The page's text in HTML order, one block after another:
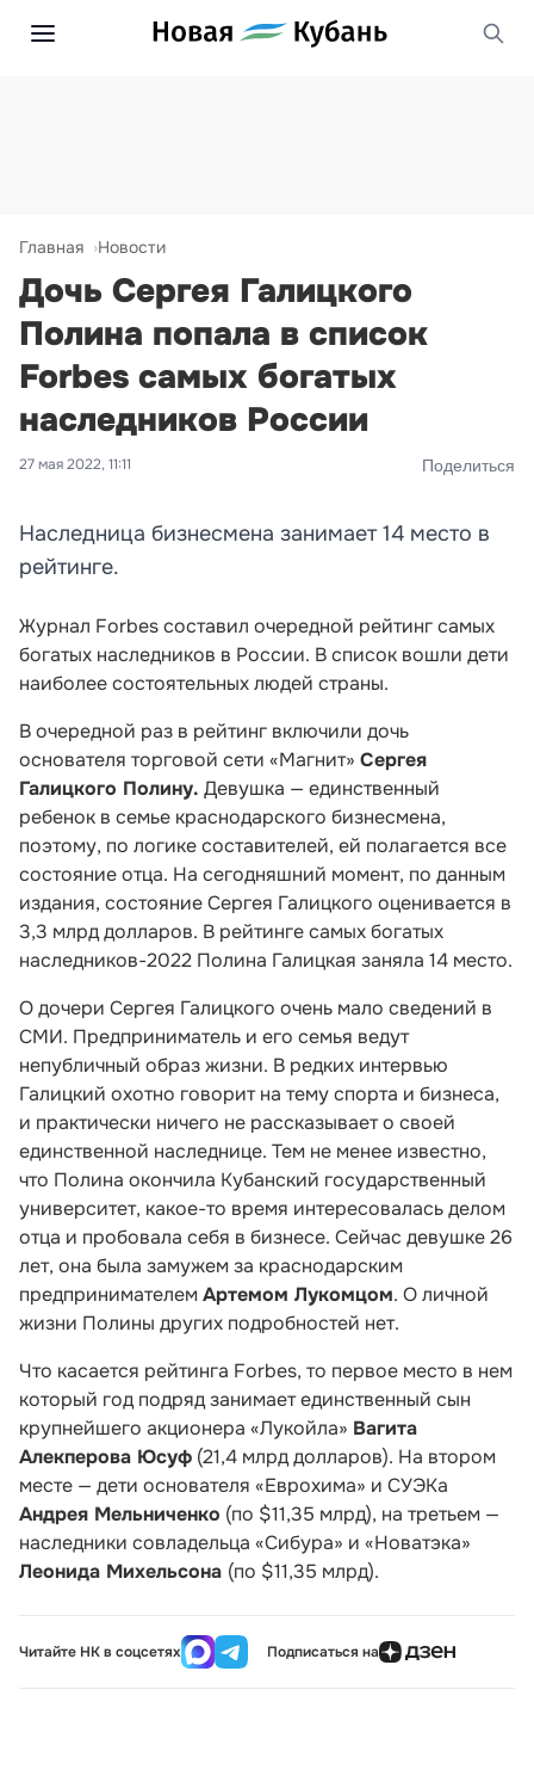
Главная Новости
Дочь Сергея Галицкого
Полина попала в список
Forbes самых богатых
наследников России
27 мая 2022, 11:11 Поделиться
Наследница бизнесмена занимает 14 место в
рейтинге.
Журнал Forbes составил очередной рейтинг самых
богатых наследников в России. В список вошли дети
наиболее состоятельных людей страны.
В очередной раз в рейтинг включили дочь
основателя торговой сети «Магнит» Сергея
Галицкого Полину. Девушка — единственный
ребенок в семье краснодарского бизнесмена,
поэтому, по логике составителей, ей полагается все
состояние отца. На сегодняшний момент, по данным
издания, состояние Сергея Галицкого оценивается в
3,3 млрд долларов. В рейтинге самых богатых
наследников-2022 Полина Галицкая заняла 14 место.
О дочери Сергея Галицкого очень мало сведений в
СМИ. Предприниматель и его семья ведут
непубличный образ жизни. В редких интервью
Галицкий охотно говорит на тему спорта и бизнеса,
и практически ничего не рассказывает о своей
единственной наследнице. Тем не менее известно,
что Полина окончила Кубанский государственный
университет, какое-то время интересовалась делом
отца и пробовала себя в бизнесе. Сейчас девушке 26
лет, она была замужем за краснодарским
предпринимателем Артемом Лукомцом. О личной
жизни Полины других подробностей нет.
Что касается рейтинга Forbes, то первое место в нем
который год подряд занимает единственный сын
крупнейшего акционера «Лукойла» Вагита
Алекперова Юсуф (21,4 млрд долларов). На втором
месте — дети основателя «Еврохима» и СУЭКа
Андрея Мельниченко (по $11,35 млрд), на третьем —
наследники совладельца «Сибура» и «Новатэка»
Леонида Михельсона (по $11,35 млрд).
Читайте НК в соцсетях Подписаться на